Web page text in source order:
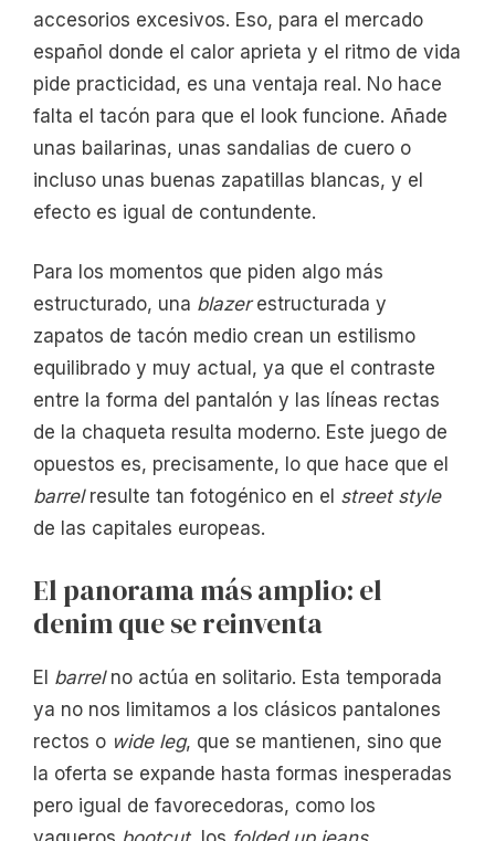
accesorios excesivos. Eso, para el mercado
español donde el calor aprieta y el ritmo de vida
pide practicidad, es una ventaja real. No hace
falta el tacón para que el look funcione. Añade
unas bailarinas, unas sandalias de cuero o
incluso unas buenas zapatillas blancas, y el
efecto es igual de contundente.
Para los momentos que piden algo más
estructurado, una blazerestructurada y
zapatos de tacón medio crean un estilismo
equilibrado y muy actual, ya que el contraste
entre la forma del pantalón y las líneas rectas
de la chaqueta resulta moderno. Este juego de
opuestos es, precisamente, lo que hace que el
barrelresulte tan fotogénico en el street style
de las capitales europeas.
El panorama más amplio: el
denim que se reinventa
El barrelno actúa en solitario. Esta temporada
ya no nos limitamos a los clásicos pantalones
rectos o wide leg, que se mantienen, sino que
la oferta se expande hasta formas inesperadas
pero igual de favorecedoras, como los